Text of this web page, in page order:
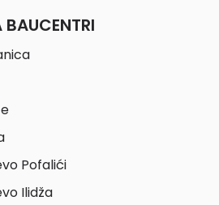
BAUCENTRI
Pofalići
Ilidža